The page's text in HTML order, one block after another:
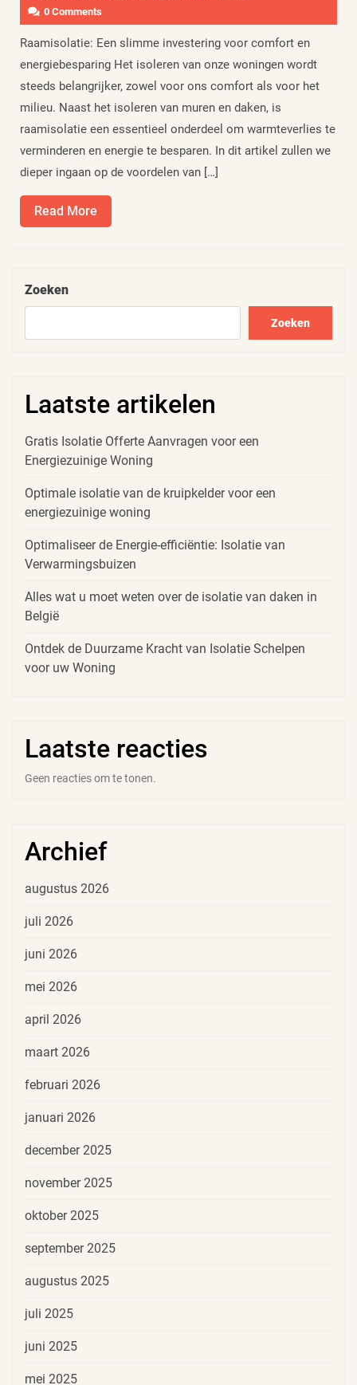
0 Comments
Raamisolatie: Een slimme investering voor comfort en
energiebesparing Het isoleren van onze woningen wordt
steeds belangrijker, zowel voor ons comfort als voor het
milieu. Naast het isoleren van muren en daken, is
raamisolatie een essentieel onderdeel om warmteverlies te
verminderen en energie te besparen. In dit artikel zullen we
dieper ingaan op de voordelen van […]
Read More
More
Zoeken
Zoeken
Laatste artikelen
Gratis Isolatie Offerte Aanvragen voor een
Energiezuinige Woning
Optimale isolatie van de kruipkelder voor een
energiezuinige woning
Optimaliseer de Energie-efficiëntie: Isolatie van
Verwarmingsbuizen
Alles wat u moet weten over de isolatie van daken in
België
Ontdek de Duurzame Kracht van Isolatie Schelpen
voor uw Woning
Laatste reacties
Geen reacties om te tonen.
Archief
augustus 2026
juli 2026
juni 2026
mei 2026
april 2026
maart 2026
februari 2026
januari 2026
december 2025
november 2025
oktober 2025
september 2025
augustus 2025
juli 2025
juni 2025
mei 2025